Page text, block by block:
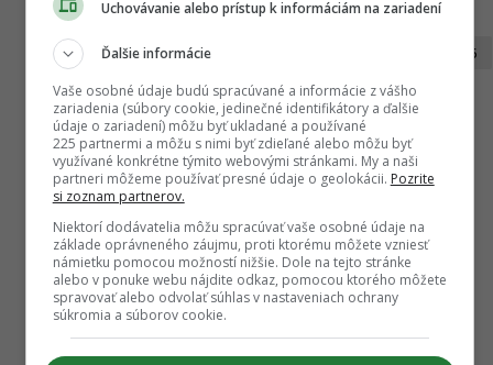
Zdroj:
Attps://www.facebook.com/emefka.sk/posts/1931434983734466
AMEFKA / Facebook
TAGY:
DOKRESLI
DOKRESLOVACIA VYZVA
DOKRESLOVACKA, EMEFKA VYZVA ,
MIKULAS , SLOVACI
Uchovávanie alebo prístup k informáciám na zariadení
Ďalšie informácie
Vaše osobné údaje budú spracúvané a informácie z vášho
zariadenia (súbory cookie, jedinečné identifikátory a ďalšie
údaje o zariadení) môžu byť ukladané a používané
225 partnermi a môžu s nimi byť zdieľané alebo môžu byť
využívané konkrétne týmito webovými stránkami. My a naši
partneri môžeme používať presné údaje o geolokácii. Pozrite
si zoznam partnerov.
Niektorí dodávatelia môžu spracúvať vaše osobné údaje na
základe oprávneného záujmu, proti ktorému môžete vzniesť
námietku pomocou možností nižšie. Dole na tejto stránke
alebo v ponuke webu nájdite odkaz, pomocou ktorého môžete
spravovať alebo odvolať súhlas v nastaveniach ochrany
súkromia a súborov cookie.